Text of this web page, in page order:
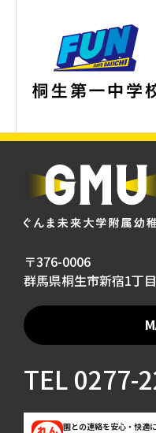
〒376-0006
群馬県桐生市新宿1丁
TEL0277-
園との連絡を安心・快適